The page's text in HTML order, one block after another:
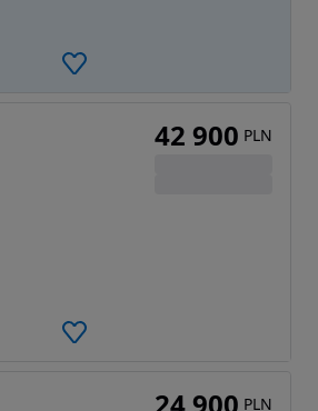
42 900 PLN
PLN